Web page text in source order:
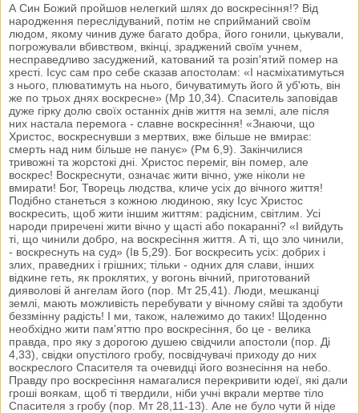
А Син Божий пройшов нелегкий шлях до воскресіння!? Від
народження переслідуваний, потім не сприйманий своїм
людом, якому чинив дуже багато добра, його гонили, цькували,
погрожували вбивством, вкінці, зраджений своїм учнем,
несправедливо засуджений, катований та розіп'ятий помер на
хресті. Ісус сам про себе сказав апостолам: «І насміхатимуться
з нього, плюватимуть на нього, бичуватимуть його й уб'ють, він
же по трьох днях воскресне» (Мр 10,34). Спаситель заповідав
дуже гірку долю своїх останніх днів життя на землі, але після
них настала перемога - славне воскресіння! «Знаючи, що
Христос, воскреснувши з мертвих, вже більше не вмирає:
смерть над ним більше не панує» (Рм 6,9). Закінчилися
тривожні та жорстокі дні. Христос переміг, він помер, але
воскрес! Воскреснути, означає жити вічно, уже ніколи не
вмирати! Бог, Творець людства, кличе усіх до вічного життя!
Подібно станеться з кожною людиною, яку Ісус Христос
воскресить, щоб жити іншим життям: радісним, світлим. Усі
народи приречені жити вічно у щасті або покаранні? «І вийдуть
ті, що чинили добро, на воскресіння життя. А ті, що зло чинили,
- воскреснуть на суд» (Ів 5,29). Бог воскресить усіх: добрих і
злих, праведних і грішних; тільки - одних для слави, інших
відкине геть, як проклятих, у вогонь вічний, приготований
дияволові й ангелам його (пор. Мт 25,41). Люди, мешканці
землі, мають можливість перебувати у вічному сяйві та здобути
беззмінну радість! І ми, також, належимо до таких! Щоденно
необхідно жити пам'яттю про воскресіння, бо це - велика
правда, про яку з дорогою душею свідчили апостоли (пор. Ді
4,33), свідки опустілого гробу, посвідчувачі приходу до них
воскреслого Спасителя та очевидці його вознесіння на небо.
Правду про воскресіння намагалися перекривити юдеї, які дали
гроші воякам, щоб ті твердили, ніби учні вкрали мертве тіло
Спасителя з гробу (пор. Мт 28,11-13). Але не було чути й ніде